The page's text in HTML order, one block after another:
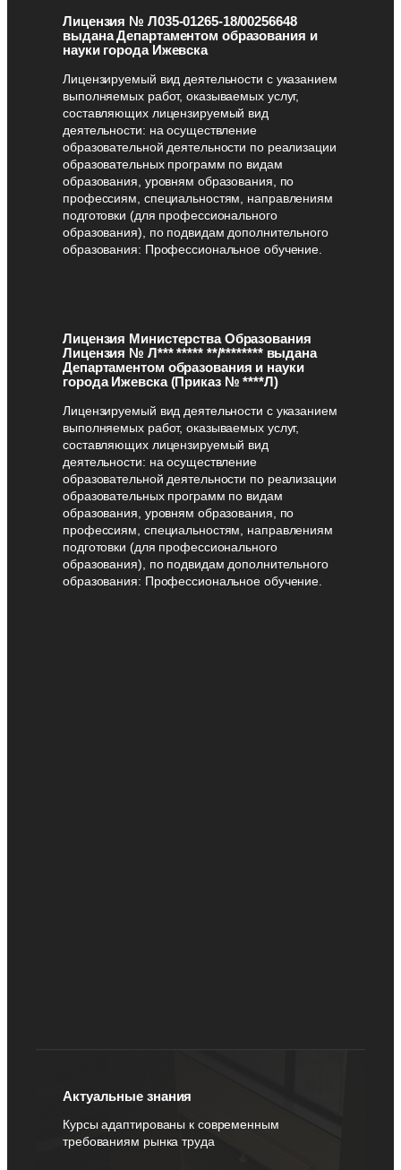
Лицензия № Л035-01265-18/00256648
выдана Департаментом образования и
науки города Ижевска
Лицензируемый вид деятельности с указанием
выполняемых работ, оказываемых услуг,
составляющих лицензируемый вид
деятельности: на осуществление
образовательной деятельности по реализации
образовательных программ по видам
образования, уровням образования, по
профессиям, специальностям, направлениям
подготовки (для профессионального
образования), по подвидам дополнительного
образования: Профессиональное обучение.
Лицензия Министерства Образования
Лицензия № Л*** ***** **/******** выдана
Департаментом образования и науки
города Ижевска (Приказ № ****Л)
Лицензируемый вид деятельности с указанием
выполняемых работ, оказываемых услуг,
составляющих лицензируемый вид
деятельности: на осуществление
образовательной деятельности по реализации
образовательных программ по видам
образования, уровням образования, по
профессиям, специальностям, направлениям
подготовки (для профессионального
образования), по подвидам дополнительного
образования: Профессиональное обучение.
Актуальные знания
Курсы адаптированы к современным
требованиям рынка труда